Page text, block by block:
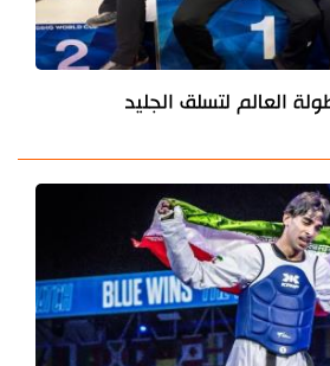
العالم لتسلق الجليد